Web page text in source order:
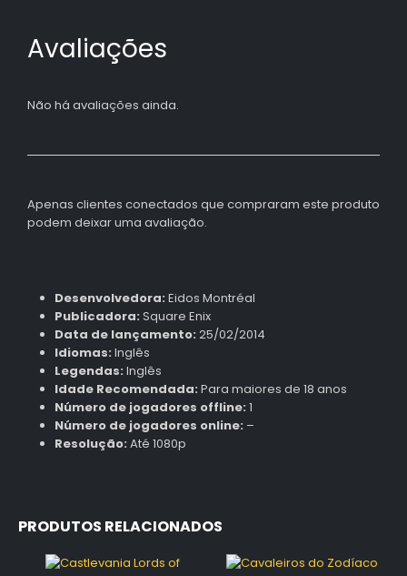
Avaliações
Não há avaliações ainda.
Apenas clientes conectados que compraram este produto
podem deixar uma avaliação.
Desenvolvedora: Eidos Montréal
Publicadora: Square Enix
Data de lançamento: 25/02/2014
Idiomas: Inglês
Legendas: Inglês
Idade Recomendada: Para maiores de 18 anos
Número de jogadores offline: 1
Número de jogadores online: –
Resolução: Até 1080p
PRODUTOS RELACIONADOS